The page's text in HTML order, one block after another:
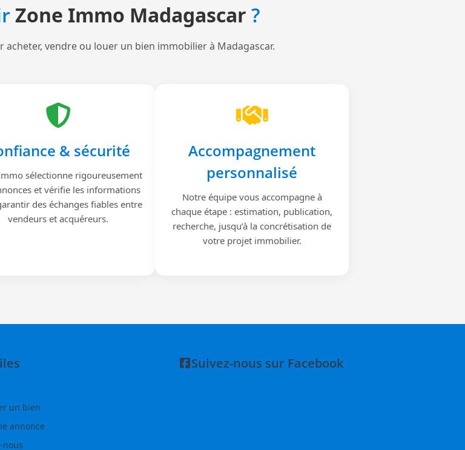
Zone Immo Madagascar ?
vendre ou louer un bien immobilier à Madagascar.
& sécurité
sélectionne rigoureusement
et vérifie les informations
des échanges fiables entre
vendeurs et acquéreurs.
Accompagnement
personnalisé
Notre équipe vous accompagne à
chaque étape : estimation, publication,
recherche, jusqu’à la concrétisation de
votre projet immobilier.
un bien
annonce
nous
Suivez-nous sur Facebook